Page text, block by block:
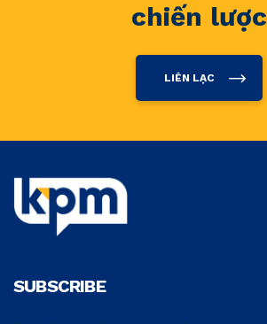
chiến lược
LIÊN LẠC
SUBSCRIBE